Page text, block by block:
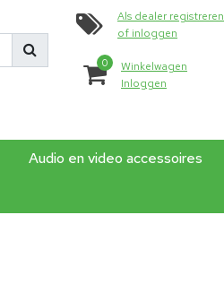
Als dealer registreren
of inloggen
0
Winkelwagen
Inloggen
Audio en video accessoires